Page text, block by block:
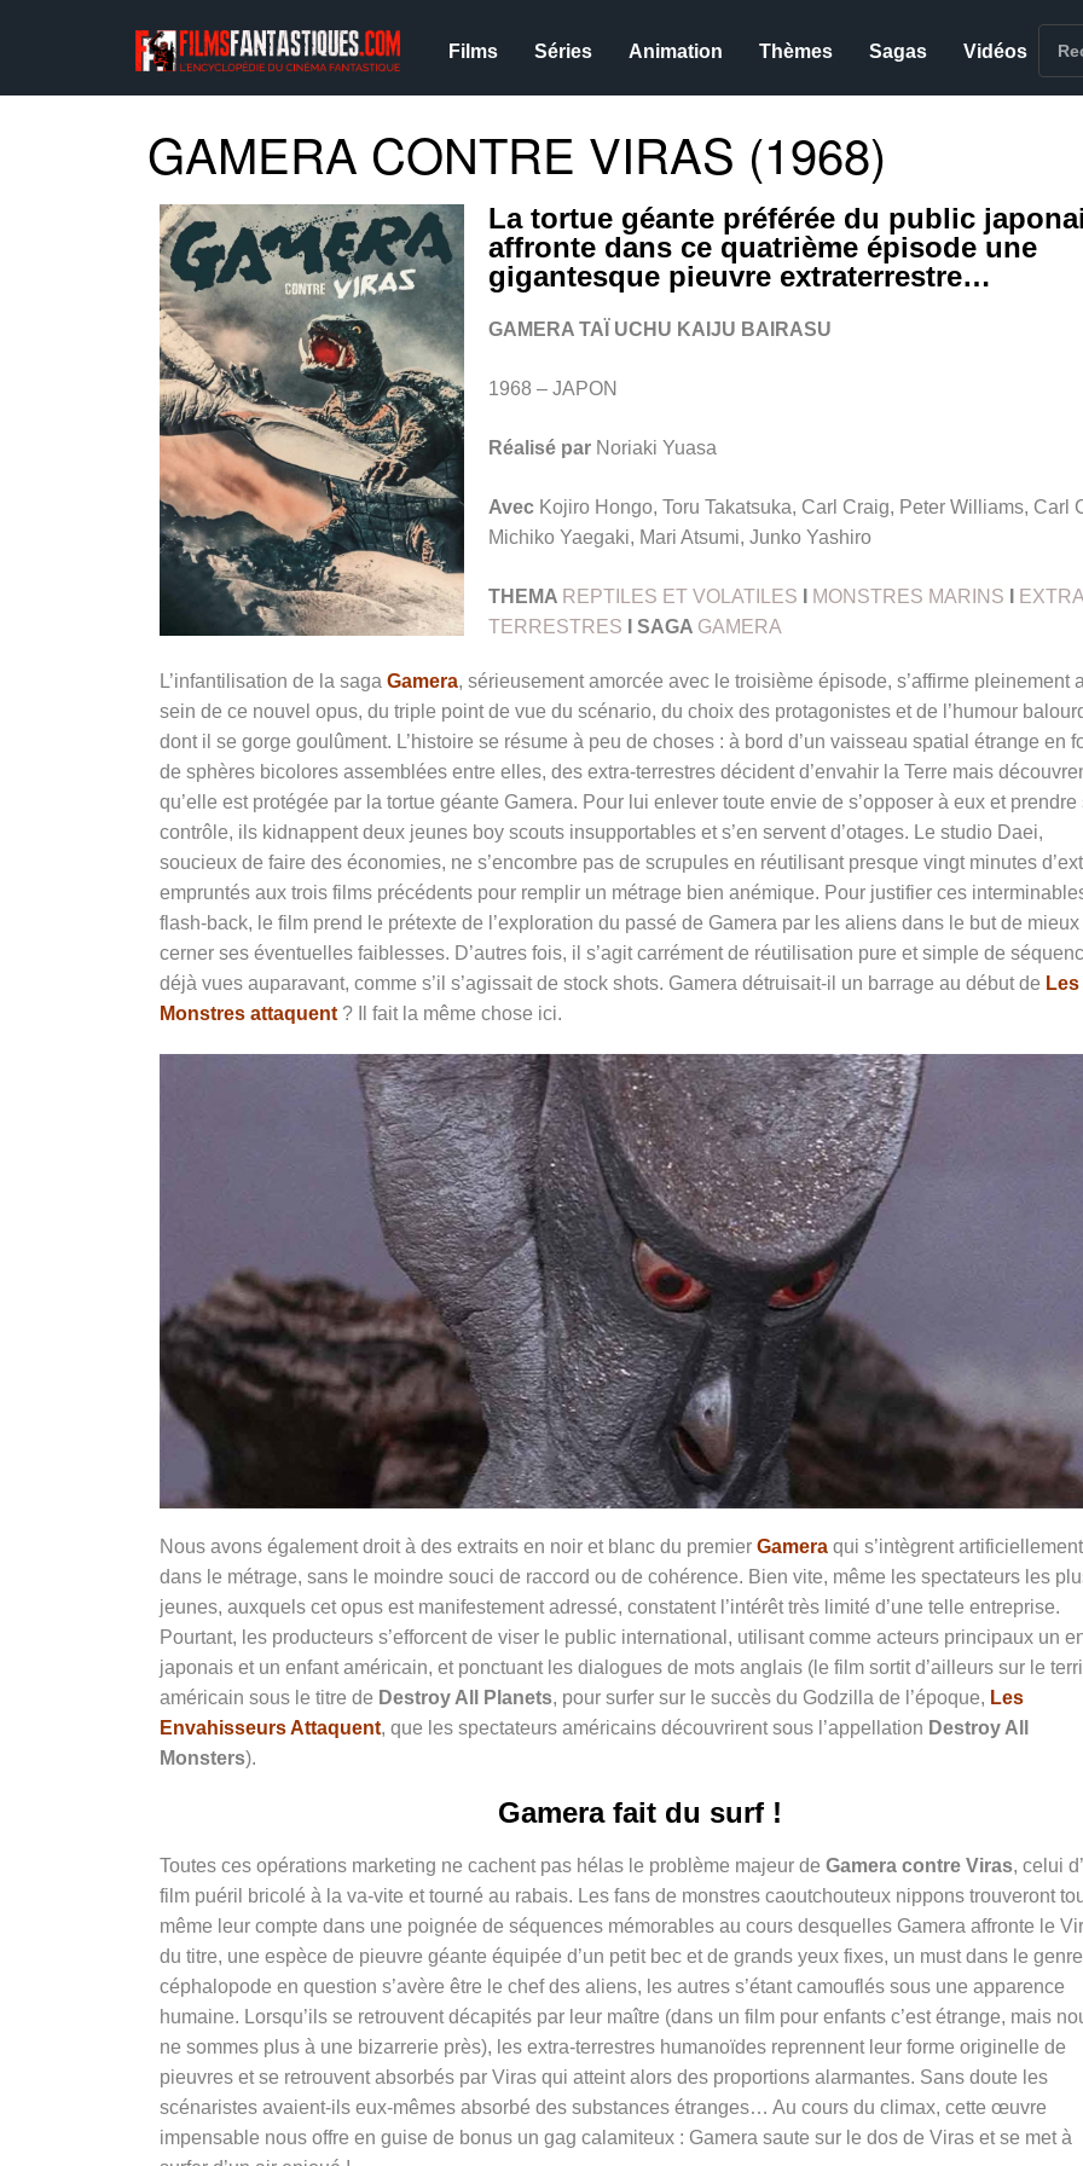
Films Séries Animation Thèmes Sagas Vidéos
GAMERA CONTRE VIRAS (1968)
La tortue géante préférée du public
affronte dans ce quatrième épisode une
gigantesque pieuvre extraterrestre…
GAMERA TAÏ UCHU KAIJU BAIRASU
1968 – JAPON
Réalisé par Noriaki Yuasa
Avec Kojiro Hongo, Toru Takatsuka, Carl Craig, Peter Williams, Carl
Michiko Yaegaki, Mari Atsumi, Junko Yashiro
THEMA REPTILES ET VOLATILES MONSTRES MARINS
TERRESTRES
I SAGA GAMERA
L’infantilisation de la saga Gamera, sérieusement amorcée avec le troisième épisode, s’affirme pleinement
sein de ce nouvel opus, du triple point de vue du scénario, du choix des protagonistes et de l’humour
dont il se gorge goulûment. L’histoire se résume à peu de choses : à bord d’un vaisseau spatial étrange en
de sphères bicolores assemblées entre elles, des extra-terrestres décident d’envahir la Terre mais
qu’elle est protégée par la tortue géante Gamera. Pour lui enlever toute envie de s’opposer à eux et prendre
contrôle, ils kidnappent deux jeunes boy scouts insupportables et s’en servent d’otages. Le studio Daei,
soucieux de faire des économies, ne s’encombre pas de scrupules en réutilisant presque vingt minutes
empruntés aux trois films précédents pour remplir un métrage bien anémique. Pour justifier ces
flash-back, le film prend le prétexte de l’exploration du passé de Gamera par les aliens dans le but de mieux
cerner ses éventuelles faiblesses. D’autres fois, il s’agit carrément de réutilisation pure et simple de
déjà vues auparavant, comme s’il s’agissait de stock shots. Gamera détruisait-il un barrage au début de Les
Monstres attaquent ? Il fait la même chose ici.
Nous avons également droit à des extraits en noir et blanc du premier Gamera qui s’intègrent artificiellement
dans le métrage, sans le moindre souci de raccord ou de cohérence. Bien vite, même les spectateurs les
jeunes, auxquels cet opus est manifestement adressé, constatent l’intérêt très limité d’une telle entreprise.
Pourtant, les producteurs s’efforcent de viser le public international, utilisant comme acteurs principaux un
japonais et un enfant américain, et ponctuant les dialogues de mots anglais (le film sortit d’ailleurs sur le
américain sous le titre de Destroy All Planets, pour surfer sur le succès du Godzilla de l’époque, Les
Envahisseurs Attaquent, que les spectateurs américains découvrirent sous l’appellation Destroy All
Monsters).
Gamera fait du surf !
Toutes ces opérations marketing ne cachent pas hélas le problème majeur de Gamera contre Viras, celui
film puéril bricolé à la va-vite et tourné au rabais. Les fans de monstres caoutchouteux nippons trouveront
même leur compte dans une poignée de séquences mémorables au cours desquelles Gamera affronte le
du titre, une espèce de pieuvre géante équipée d’un petit bec et de grands yeux fixes, un must dans le
céphalopode en question s’avère être le chef des aliens, les autres s’étant camouflés sous une apparence
humaine. Lorsqu’ils se retrouvent décapités par leur maître (dans un film pour enfants c’est étrange, mais
ne sommes plus à une bizarrerie près), les extra-terrestres humanoïdes reprennent leur forme originelle de
pieuvres et se retrouvent absorbés par Viras qui atteint alors des proportions alarmantes. Sans doute les
scénaristes avaient-ils eux-mêmes absorbé des substances étranges… Au cours du climax, cette œuvre
impensable nous offre en guise de bonus un gag calamiteux : Gamera saute sur le dos de Viras et se met à